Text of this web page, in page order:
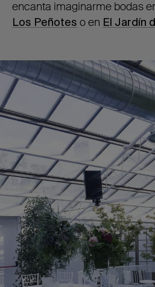
encanta imaginarme bodas
Los Peñotes o en El Jardín